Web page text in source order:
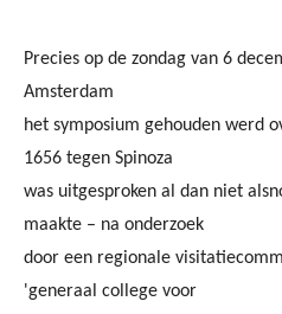
Precies op de zondag van 6
Amsterdam
het symposium gehouden werd
1656 tegen Spinoza
was uitgesproken al dan niet
maakte – na onderzoek
door een regionale
'generaal college voor